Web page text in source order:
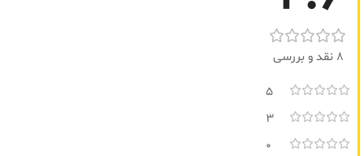
تولیدی منیریه
8 نقد و بررسی
5
3
0